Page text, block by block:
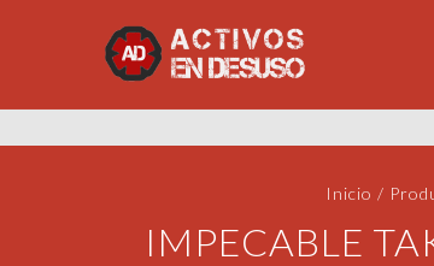
Inicio /
IMPECABLE